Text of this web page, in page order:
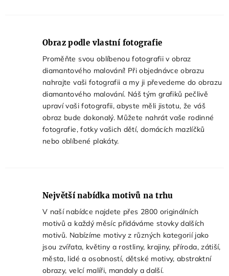
Obraz podle vlastní fotografie
Proměňte svou oblíbenou fotografii v obraz
diamantového malování! Při objednávce obrazu
nahrajte vaši fotografii a my ji převedeme do obrazu
diamantového malování. Náš tým grafiků pečlivě
upraví vaši fotografii, abyste měli jistotu, že váš
obraz bude dokonalý. Můžete nahrát vaše rodinné
fotografie, fotky vašich dětí, domácích mazlíčků
nebo oblíbené plakáty.
Největší nabídka motivů na trhu
V naší nabídce najdete přes 2800 originálních
motivů a každý měsíc přidáváme stovky dalších
motivů. Nabízíme motivy z různých kategorií jako
jsou zvířata, květiny a rostliny, krajiny, příroda, zátiší,
města, lidé a osobností, dětské motivy, abstraktní
obrazy, velcí malíři, mandaly a další.